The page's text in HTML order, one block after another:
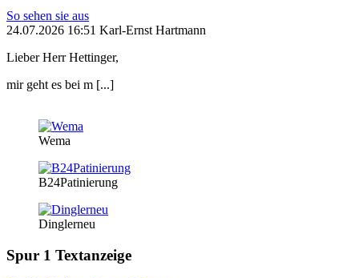
So sehen sie aus
24.07.2026 16:51 Karl-Ernst Hartmann
Lieber Herr Hettinger,
mir geht es bei m [...]
Wema
B24Patinierung
Dinglerneu
Spur 1 Textanzeige